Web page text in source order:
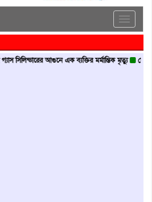
Toggle
আগুনে এক ব্যক্তির মর্মান্তিক মৃত্যু দেশজুড়ে